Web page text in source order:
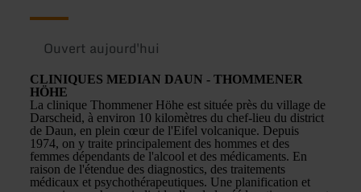
Ouvert aujourd'hui
CLINIQUES MEDIAN DAUN - THOMMENER
HÖHE
La clinique Thommener Höhe est située près du village de
Darscheid, à environ 10 kilomètres du chef-lieu du district
de Daun, en plein cœur de l'Eifel volcanique. Depuis
1974, on y traite principalement des hommes et des
femmes dépendants de l'alcool et des médicaments. En
raison de l'étendue des diagnostics, des traitements
médicaux et psychothérapeutiques. Une planification et